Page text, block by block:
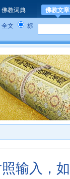
佛教词典 佛教文章
全文
标
输入，